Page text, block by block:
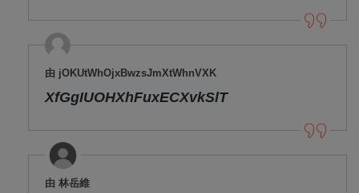
由 jOKUtWhOjxBwzsJmXtWhnVXK
XfGgIUOHXhFuxECXvkSlT
由 林岳維